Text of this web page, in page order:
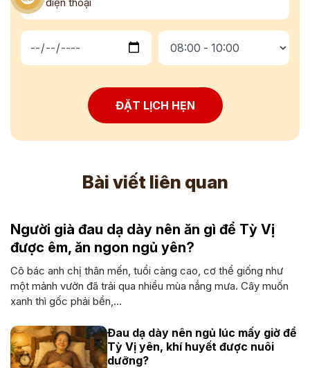
ĐẶT LỊCH HẸN
Bài viết liên quan
Người già đau dạ dày nên ăn gì để Tỳ Vị
được êm, ăn ngon ngủ yên?
Cô bác anh chị thân mến, tuổi càng cao, cơ thể giống như
một mảnh vườn đã trải qua nhiều mùa nắng mưa. Cây muốn
xanh thì gốc phải bền,...
Đau dạ dày nên ngủ lúc mấy giờ để
Tỳ Vị yên, khí huyết được nuôi
dưỡng?